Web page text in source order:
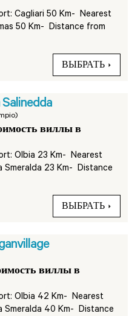
Cagliari 50 Km- Nearest
50 Km- Distance from
ВЫБРАТЬ
Salinedda
виллы в
Olbia 23 Km- Nearest
Smeralda 23 Km- Distance
ВЫБРАТЬ
виллы в
Olbia 42 Km- Nearest
Smeralda 40 Km- Distance